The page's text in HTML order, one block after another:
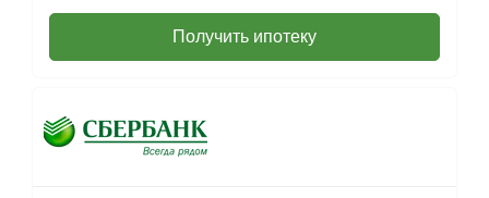
Получить ипотеку